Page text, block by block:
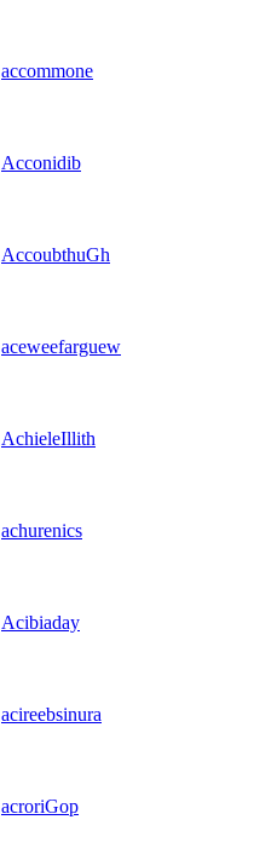
accommone
Acconidib
AccoubthuGh
aceweefarguew
AchieleIllith
achurenics
Acibiaday
acireebsinura
acroriGop